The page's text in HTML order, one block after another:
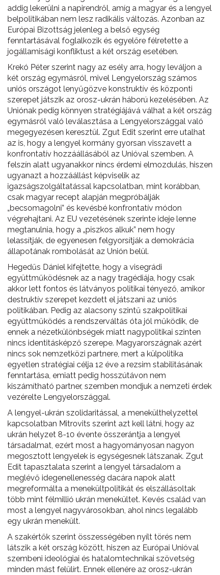
addig lekerülni a napirendről, amíg a magyar és a lengyel
belpolitikában nem lesz radikális változás. Azonban az
Európai Bizottság jelenleg a belső egység
fenntartásával foglalkozik és egyelőre félretette a
jogállamisági konfliktust a két ország esetében.
Krekó Péter szerint nagy az esély arra, hogy leváljon a
két ország egymásról, mivel Lengyelország számos
uniós országot lenyűgözve konstruktív és központi
szerepet játszik az orosz-ukrán háború kezelésében. Az
Uniónak pedig könnyen stratégiájává válhat a két ország
egymásról való leválasztása a Lengyelországgal való
megegyezésen keresztül. Zgut Edit szerint erre utalhat
az is, hogy a lengyel kormány gyorsan visszavett a
konfrontatív hozzáállásából az Unióval szemben. A
felszín alatt ugyanakkor nincs érdemi elmozdulás, hiszen
ugyanazt a hozzáállást képviselik az
igazságszolgáltatással kapcsolatban, mint korábban,
csak magyar recept alapján megpróbálják
„becsomagolni” és kevésbé konfrontatív módon
végrehajtani. Az EU vezetésének szerinte ideje lenne
megtanulnia, hogy a „piszkos alkuk” nem hogy
lelassítják, de egyenesen felgyorsítják a demokrácia
állapotának rombolását az Unión belül.
Hegedűs Dániel kifejtette, hogy a visegrádi
együttműködésnek az a nagy tragédiája, hogy csak
akkor lett fontos és látványos politikai tényező, amikor
destruktív szerepet kezdett el játszani az uniós
politikában. Pedig az alacsony szintű szakpolitikai
együttműködés a rendszerváltás óta jól működik, de
ennek a nézetkülönbségek miatt nagypolitikai szinten
nincs identitásképző szerepe. Magyarországnak azért
nincs sok nemzetközi partnere, mert a külpolitika
egyetlen stratégiai célja 12 éve a rezsim stabilitásának
fenntartása, emiatt pedig hosszútávon nem
kiszámítható partner, szemben mondjuk a nemzeti érdek
vezérelte Lengyelországgal.
A lengyel-ukrán szolidaritással, a menekülthelyzettel
kapcsolatban Mitrovits szerint azt kell látni, hogy az
ukrán helyzet 8-10 évente összerántja a lengyel
társadalmat, ezért most a hagyományosan nagyon
megosztott lengyelek is egységesnek látszanak. Zgut
Edit tapasztalata szerint a lengyel társadalom a
meglévő idegenellenesség dacára napok alatt
megreformálta a menekültpolitikát és elszállásoltak
több mint félmillió ukrán menekültet. Kevés család van
most a lengyel nagyvárosokban, ahol nincs legalább
egy ukrán menekült.
A szakértők szerint összességében nyílt törés nem
látszik a két ország között, hiszen az Európai Unióval
szembeni ideológiai és hatalomtechnikai szövetség
minden mást felülírt. Ennek ellenére az orosz-ukrán